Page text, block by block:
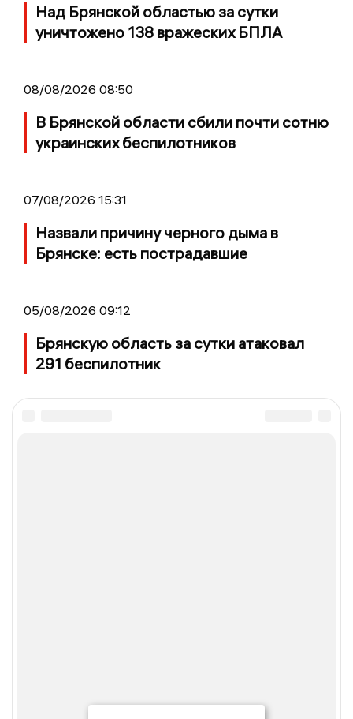
Над Брянской областью за сутки
уничтожено 138 вражеских БПЛА
08/08/2026 08:50
В Брянской области сбили почти сотню
украинских беспилотников
07/08/2026 15:31
Назвали причину черного дыма в
Брянске: есть пострадавшие
05/08/2026 09:12
Брянскую область за сутки атаковал
291 беспилотник